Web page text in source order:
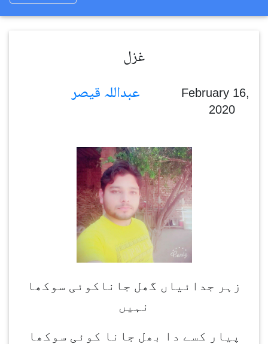
غزل
February 16,
2020
زہر جدائیاں گھل جاناکوئی سوکھا
نہیں
پیار کسے دا بھل جانا کوئی سوکھا